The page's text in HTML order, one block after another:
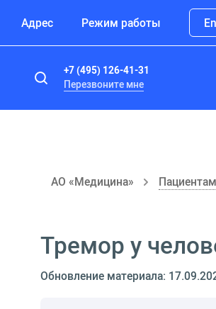
Адрес Режим работы En
+7 (495) 126-41-31
Перезвоните мне
АО «Медицина» Пациентам
Тремор у
Обновление материала: